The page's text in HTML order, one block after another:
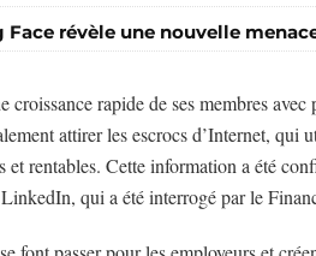
révèle une nouvelle
croissance rapide de ses membres avec
attirer les escrocs d’Internet, qui
et rentables. Cette information a été
qui a été interrogé par le